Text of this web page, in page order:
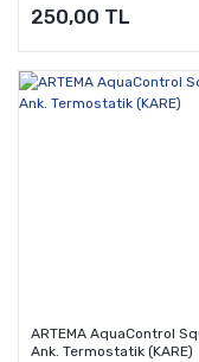
250,00 TL
ARTEMA AquaControl
Ank. Termostatik (KARE)